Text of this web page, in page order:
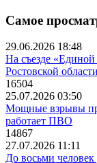
Самое
29.06.2026 18:48
На съезде
Ростовской
16504
25.07.2026 03:50
Мощные взрывы
работает ПВО
14867
27.07.2026 11:11
До восьми человек